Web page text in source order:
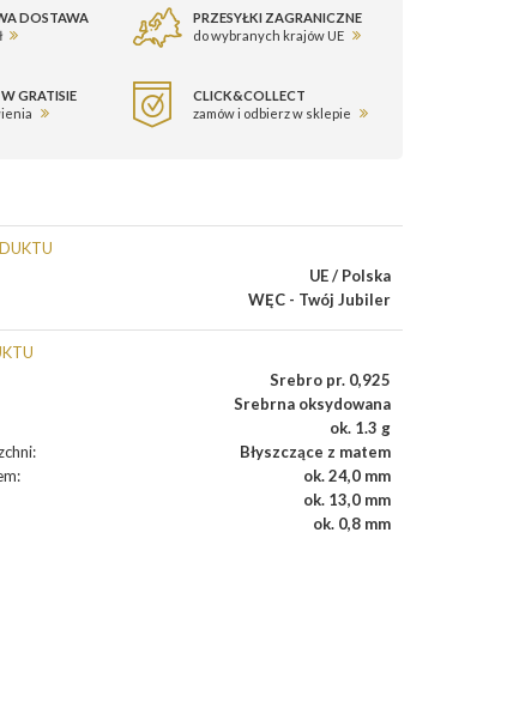
DOSTAWA
PRZESYŁKI ZAGRANICZNE
do wybranych krajów UE
GRATISIE
CLICK&COLLECT
zamów i odbierz w sklepie
UE / Polska
WĘC - Twój Jubiler
Srebro pr. 0,925
Srebrna oksydowana
ok. 1.3 g
:
Błyszczące z matem
:
ok. 24,0 mm
ok. 13,0 mm
ok. 0,8 mm